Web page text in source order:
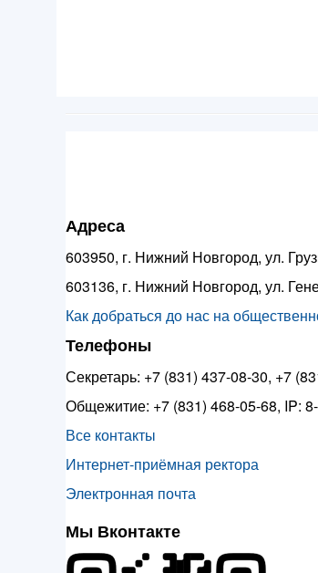
Адреса
603950, г. Нижний Новгород, ул.
603136, г. Нижний Новгород, ул.
Как добраться до нас на
Телефоны
Секретарь: +7 (831) 437-08-30, +7
Общежитие: +7 (831) 468-05-68, IP:
Все контакты
Интернет-приёмная ректора
Электронная почта
Мы Вконтакте